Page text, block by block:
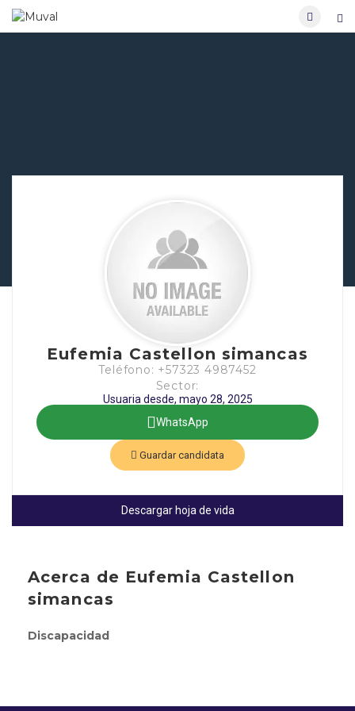
Eufemia Castellon simancas
Teléfono: +57323 4987452
Sector:
Usuaria desde, mayo 28, 2025
WhatsApp
Guardar candidata
Descargar hoja de vida
Acerca de Eufemia Castellon
simancas
Discapacidad